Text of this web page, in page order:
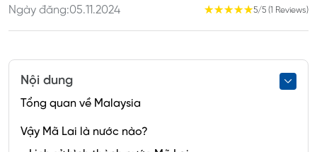
Ngày đăng:05.11.2024 ☆
☆
☆
☆
☆ 5/5 (1 Reviews)
Nội dung
Tổng quan về Malaysia
Vậy Mã Lai là nước nào?